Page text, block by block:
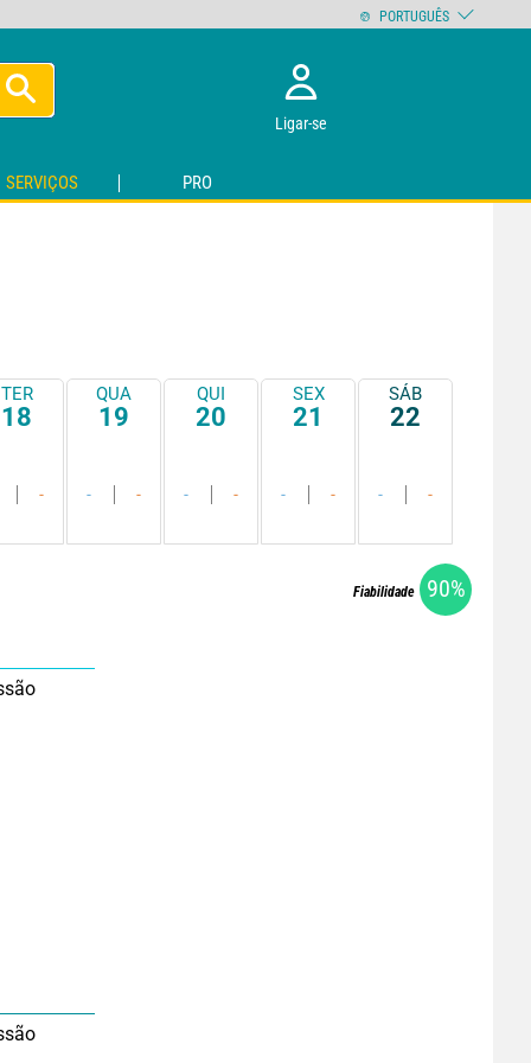
Ligar-se
SERVIÇOS PRO
TER
18
-
QUA
19
- -
QUI
20
- -
SEX
21
- -
SÁB
22
- -
Fiabilidade 90%
PORTUGUÊS